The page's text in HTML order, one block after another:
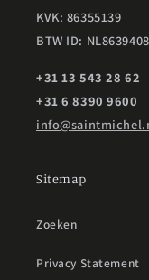
KVK: 86355139
BTW ID:
+31 13 543 28 62
+31 6 8390 9600
Sitemap
Zoeken
Privacy Statement